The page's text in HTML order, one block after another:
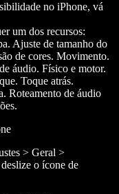
no iPhone, vá
um dos recursos:
Ajuste de tamanho do
de cores. Movimento.
áudio. Físico e motor.
Toque atrás.
Roteamento de áudio
> Geral >
o ícone de